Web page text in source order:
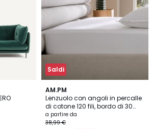
Saldi
AM.PM
Lenzuolo con angoli in percalle
di cotone 120 fili, bordo di 30
cm, Veneto
a partire da
38,99 €
3
/
5
6
Colori